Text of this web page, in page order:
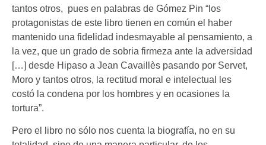
tantos otros, pues en palabras de Gómez Pin “los
protagonistas de este libro tienen en común el haber
mantenido una fidelidad indesmayable al pensamiento, a
la vez, que un grado de sobria firmeza ante la adversidad
[…] desde Hipaso a Jean Cavaillès pasando por Servet,
Moro y tantos otros, la rectitud moral e intelectual les
costó la condena por los hombres y en ocasiones la
tortura”.
Pero el libro no sólo nos cuenta la biografía, no en su